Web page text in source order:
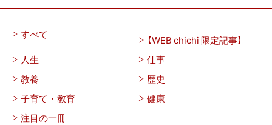
すべて
【WEB chichi 限定記事】
人生
仕事
教養
歴史
子育て・教育
健康
注目の一冊